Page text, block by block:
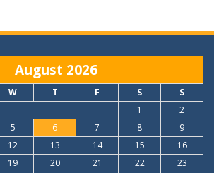
August 2026
W T F S
S
1
2
5 6 7 8
9
12 13 14 15
16
19 20 21 22
23